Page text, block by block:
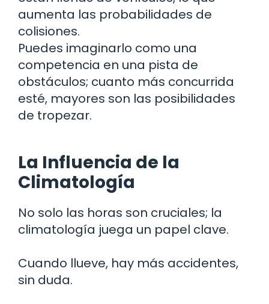
aumenta las probabilidades de
colisiones.
Puedes imaginarlo como una
competencia en una pista de
obstáculos; cuanto más concurrida
esté, mayores son las posibilidades
de tropezar.
La Influencia de la
Climatología
No solo las horas son cruciales; la
climatología juega un papel clave.
Cuando llueve, hay más accidentes,
sin duda.